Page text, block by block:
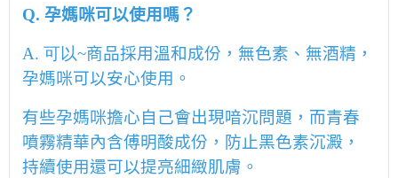
Q. 孕媽咪可以使用嗎？
A. 可以~商品採用溫和成份，無色素、無酒精，
孕媽咪可以安心使用。
有些孕媽咪擔心自己會出現喑沉問題，而青春
噴霧精華內含傅明酸成份，防止黑色素沉澱，
持續使用還可以提亮細緻肌膚。